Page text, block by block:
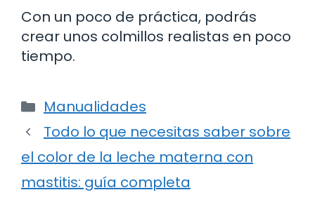
Con un poco de práctica, podrás
crear unos colmillos realistas en poco
tiempo.
Categorías
Manualidades
Todo lo que necesitas saber sobre
el color de la leche materna con
mastitis: guía completa